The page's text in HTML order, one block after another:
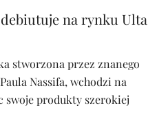
na rynku Ulta
stworzona przez znanego
Nassifa, wchodzi na
swoje produkty szerokiej